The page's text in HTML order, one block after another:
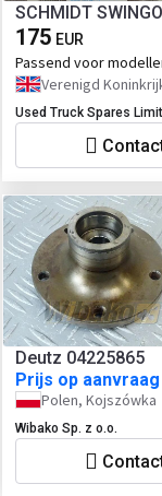
SCHMIDT
175 EUR
Passend voor
Verenigd
Used Truck Spares
Deutz 04225865
Prijs op aanvraag
Polen, Kojszówka
Wibako Sp. z o.o.